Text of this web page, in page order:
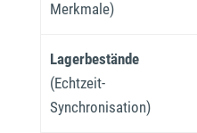
Merkmale)
Lagerbestände
(Echtzeit-
Synchronisation)